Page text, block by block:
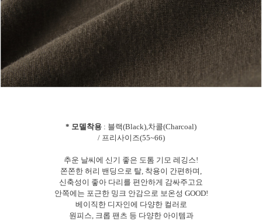
* 모델착용 : 블랙(Black),차콜(Charcoal)
/ 프리사이즈(55~66)
추운 날씨에 신기 좋은 도톰 기모 레깅스!
쫀쫀한 허리 밴딩으로 탈, 착용이 간편하며,
신축성이 좋아 다리를 편안하게 감싸주고요
안쪽에는 포근한 밍크 안감으로 보온성 GOOD!
베이직한 디자인에 다양한 컬러로
원피스, 크롭 팬츠 등 다양한 아이템과